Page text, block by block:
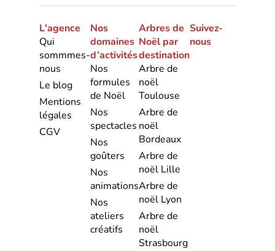
L'agence
Qui
sommmes-
nous
Le blog
Mentions
légales
CGV
Nos
domaines
d’activités
Nos
formules
de Noël
Nos
spectacles
Nos
goûters
Nos
animations
Nos
ateliers
créatifs
Arbres de
Noël par
destination
Arbre de
noël
Toulouse
Arbre de
noël
Bordeaux
Arbre de
noël Lille
Arbre de
noël Lyon
Arbre de
noël
Strasbourg
Suivez-
nous